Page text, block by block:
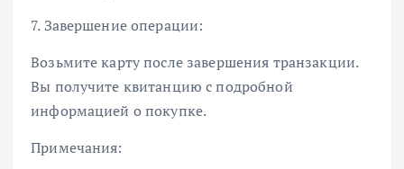
7. Завершение операции:
Возьмите карту после завершения транзакции.
Вы получите квитанцию с подробной
информацией о покупке.
Примечания: